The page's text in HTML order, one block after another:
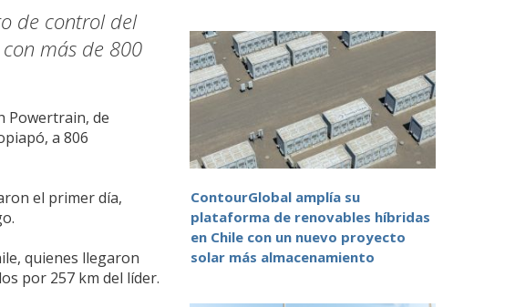
de control del
más de 800
Powertrain, de
a 806
el primer día,
quienes llegaron
por 257 km del líder.
ContourGlobal amplía su
plataforma de renovables híbridas
en Chile con un nuevo proyecto
solar más almacenamiento